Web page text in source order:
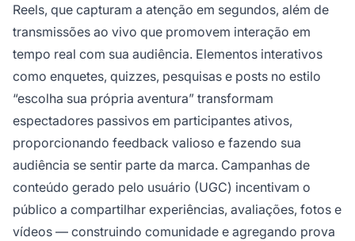
Reels, que capturam a atenção em segundos, além de
transmissões ao vivo que promovem interação em
tempo real com sua audiência. Elementos interativos
como enquetes, quizzes, pesquisas e posts no estilo
“escolha sua própria aventura” transformam
espectadores passivos em participantes ativos,
proporcionando feedback valioso e fazendo sua
audiência se sentir parte da marca. Campanhas de
conteúdo gerado pelo usuário (UGC) incentivam o
público a compartilhar experiências, avaliações, fotos e
vídeos — construindo comunidade e agregando prova